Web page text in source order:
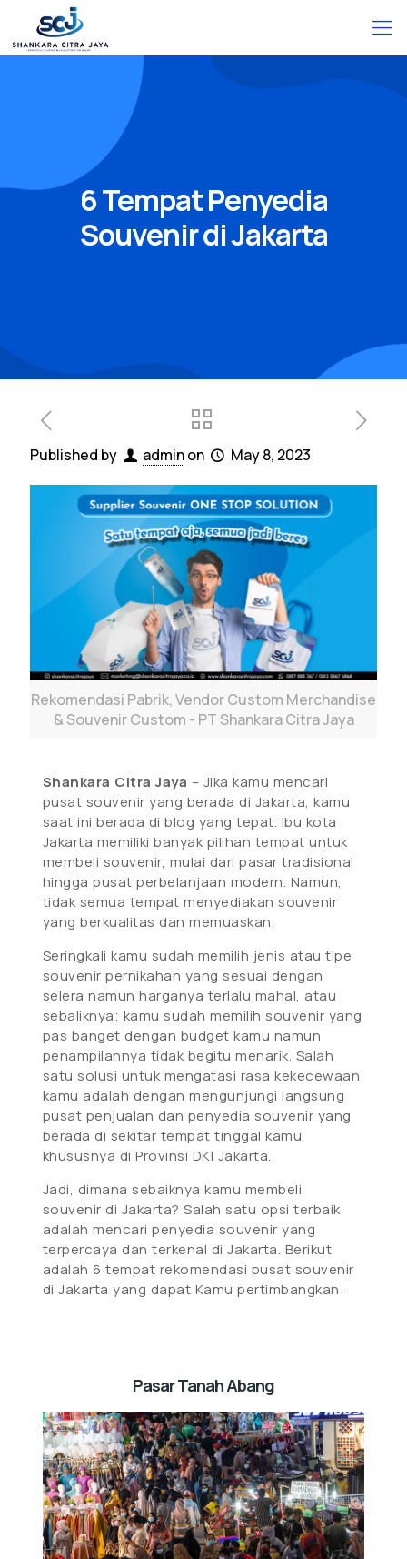
6 Tempat Penyedia
Souvenir di Jakarta
Published by adminon May 8, 2023
Rekomendasi Pabrik, Vendor Custom Merchandise
& Souvenir Custom - PT Shankara Citra Jaya
Shankara Citra Jaya – Jika kamu mencari
pusat souvenir yang berada di Jakarta, kamu
saat ini berada di blog yang tepat. Ibu kota
Jakarta memiliki banyak pilihan tempat untuk
membeli souvenir, mulai dari pasar tradisional
hingga pusat perbelanjaan modern. Namun,
tidak semua tempat menyediakan souvenir
yang berkualitas dan memuaskan.
Seringkali kamu sudah memilih jenis atau tipe
souvenir pernikahan yang sesuai dengan
selera namun harganya terlalu mahal, atau
sebaliknya; kamu sudah memilih souvenir yang
pas banget dengan budget kamu namun
penampilannya tidak begitu menarik. Salah
satu solusi untuk mengatasi rasa kekecewaan
kamu adalah dengan mengunjungi langsung
pusat penjualan dan penyedia souvenir yang
berada di sekitar tempat tinggal kamu,
khususnya di Provinsi DKI Jakarta.
Jadi, dimana sebaiknya kamu membeli
souvenir di Jakarta? Salah satu opsi terbaik
adalah mencari penyedia souvenir yang
terpercaya dan terkenal di Jakarta. Berikut
adalah 6 tempat rekomendasi pusat souvenir
di Jakarta yang dapat Kamu pertimbangkan:
Pasar Tanah Abang